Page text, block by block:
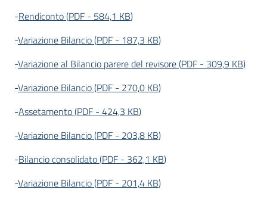
Seguici
-Rendiconto(PDF - 584,1 KB)
-Variazione Bilancio(PDF - 187,3 KB)
-Variazione al Bilancio parere del revisore(PDF - 309,9 KB)
-Variazione Bilancio(PDF - 270,0 KB)
-Assetamento(PDF - 424,3 KB)
-Variazione Bilancio(PDF - 203,8 KB)
-Bilancio consolidato(PDF - 362,1 KB)
-Variazione Bilancio(PDF - 201,4 KB)